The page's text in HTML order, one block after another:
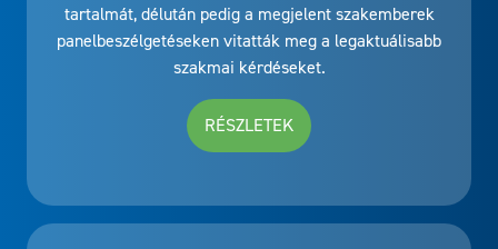
tartalmát, délután pedig a megjelent szakemberek
panelbeszélgetéseken vitatták meg a legaktuálisabb
szakmai kérdéseket.
RÉSZLETEK